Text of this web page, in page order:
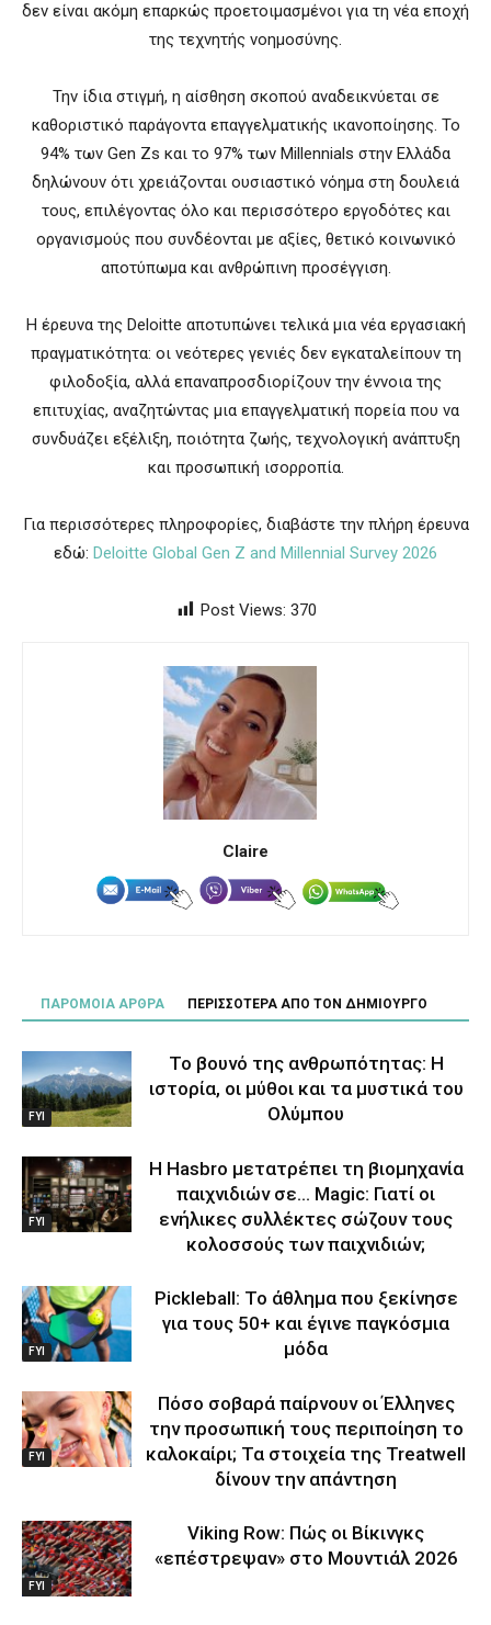
δεν είναι ακόμη επαρκώς προετοιμασμένοι για τη νέα εποχή
της τεχνητής νοημοσύνης.
Την ίδια στιγμή, η αίσθηση σκοπού αναδεικνύεται σε
καθοριστικό παράγοντα επαγγελματικής ικανοποίησης. Το
94% των Gen Zs και το 97% των Millennials στην Ελλάδα
δηλώνουν ότι χρειάζονται ουσιαστικό νόημα στη δουλειά
τους, επιλέγοντας όλο και περισσότερο εργοδότες και
οργανισμούς που συνδέονται με αξίες, θετικό κοινωνικό
αποτύπωμα και ανθρώπινη προσέγγιση.
Η έρευνα της Deloitte αποτυπώνει τελικά μια νέα εργασιακή
πραγματικότητα: οι νεότερες γενιές δεν εγκαταλείπουν τη
φιλοδοξία, αλλά επαναπροσδιορίζουν την έννοια της
επιτυχίας, αναζητώντας μια επαγγελματική πορεία που να
συνδυάζει εξέλιξη, ποιότητα ζωής, τεχνολογική ανάπτυξη
και προσωπική ισορροπία.
Για περισσότερες πληροφορίες, διαβάστε την πλήρη έρευνα
εδώ: Deloitte Global Gen Z and Millennial Survey 2026
Post Views: 370
Claire
ΠΑΡΟΜΟΙΑ ΑΡΘΡΑ ΠΕΡΙΣΣΟΤΕΡΑ ΑΠΟ ΤΟΝ ΔΗΜΙΟΥΡΓΟ
FYI
Το βουνό της ανθρωπότητας: Η
ιστορία, οι μύθοι και τα μυστικά του
Ολύμπου
FYI
Η Hasbro μετατρέπει τη βιομηχανία
παιχνιδιών σε… Magic: Γιατί οι
ενήλικες συλλέκτες σώζουν τους
κολοσσούς των παιχνιδιών;
FYI
Pickleball: Το άθλημα που ξεκίνησε
για τους 50+ και έγινε παγκόσμια
μόδα
FYI
Πόσο σοβαρά παίρνουν οι Έλληνες
την προσωπική τους περιποίηση το
καλοκαίρι; Τα στοιχεία της Treatwell
δίνουν την απάντηση
FYI
Viking Row: Πώς οι Βίκινγκς
«επέστρεψαν» στο Μουντιάλ 2026